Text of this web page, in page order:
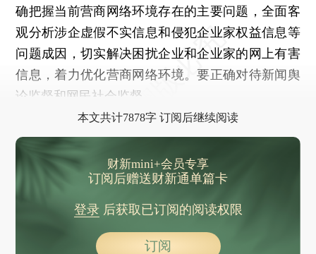
确把握当前营商网络环境存在的主要问题，全面客
观分析涉企虚假不实信息和侵犯企业家权益信息等
问题成因，切实解决困扰企业和企业家的网上有害
信息，着力优化营商网络环境。要正确对待新闻舆
论监督和网民社会监督。
本文共计7878字 订阅后继续阅读
财新mini+会员专享
订阅后赠送财新通单篇卡
登录后获取已订阅的阅读权限
订阅